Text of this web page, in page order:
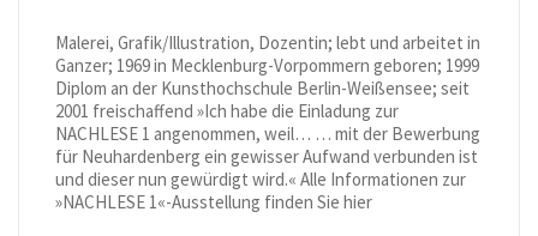
Malerei, Grafik/Illustration, Dozentin; lebt und arbeitet in
Ganzer; 1969 in Mecklenburg-Vorpommern geboren; 1999
Diplom an der Kunsthochschule Berlin-Weißensee; seit
2001 freischaffend »Ich habe die Einladung zur
NACHLESE 1 angenommen, weil… … mit der Bewerbung
für Neuhardenberg ein gewisser Aufwand verbunden ist
und dieser nun gewürdigt wird.« Alle Informationen zur
»NACHLESE 1«-Ausstellung finden Sie hier